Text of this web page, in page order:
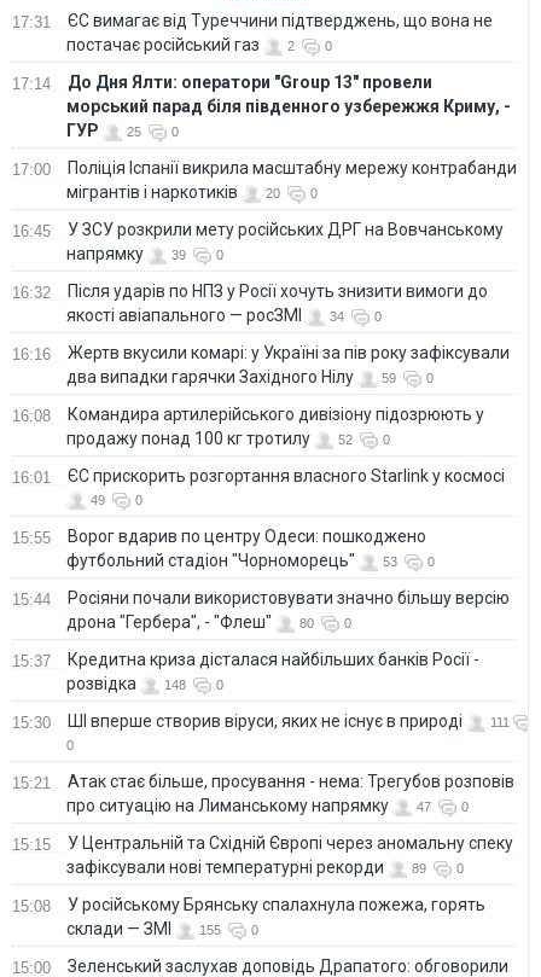
17:31
ЄС вимагає від Туреччини підтверджень, що вона не
постачає російський газ
2 0
17:14
До Дня Ялти: оператори "Group 13" провели
морський парад біля південного узбережжя Криму, -
ГУР
25 0
17:00
Поліція Іспанії викрила масштабну мережу контрабанди
мігрантів і наркотиків
20 0
16:45
У ЗСУ розкрили мету російських ДРГ на Вовчанському
напрямку
39 0
16:32
Після ударів по НПЗ у Росії хочуть знизити вимоги до
якості авіапального — росЗМІ
34 0
16:16
Жертв вкусили комарі: у Україні за пів року зафіксували
два випадки гарячки Західного Нілу
59 0
16:08
Командира артилерійського дивізіону підозрюють у
продажу понад 100 кг тротилу
52 0
16:01 ЄС прискорить розгортання власного Starlink у космосі
49 0
15:55
Ворог вдарив по центру Одеси: пошкоджено
футбольний стадіон "Чорноморець"
53 0
15:44
Росіяни почали використовувати значно більшу версію
дрона "Гербера", - "Флеш"
80 0
15:37
Кредитна криза дісталася найбільших банків Росії -
розвідка
148 0
15:30 ШІ вперше створив віруси, яких не існує в природі
111
0
15:21
Атак стає більше, просування - нема: Трегубов розповів
про ситуацію на Лиманському напрямку
47 0
15:15
У Центральній та Східній Європі через аномальну спеку
зафіксували нові температурні рекорди
89 0
15:08
У російському Брянську спалахнула пожежа, горять
склади — ЗМІ
155 0
15:00 Зеленський заслухав доповідь Драпатого: обговорили